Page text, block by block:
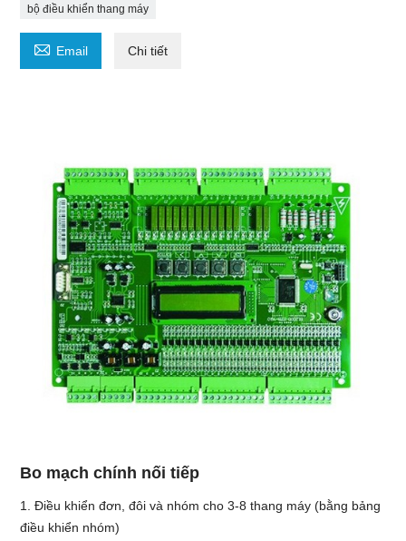
bộ điều khiển thang máy
 Email Chi tiết
Bo mạch chính nối tiếp
1. Điều khiển đơn, đôi và nhóm cho 3-8 thang máy (bằng bảng
điều khiển nhóm)